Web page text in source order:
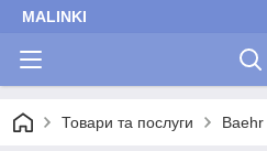
MALINKI
Товари та послуги Baehr